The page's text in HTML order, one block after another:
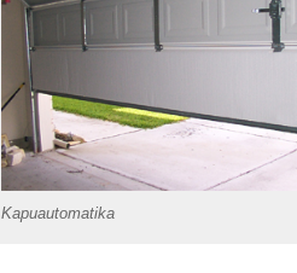
Kapuautomatika